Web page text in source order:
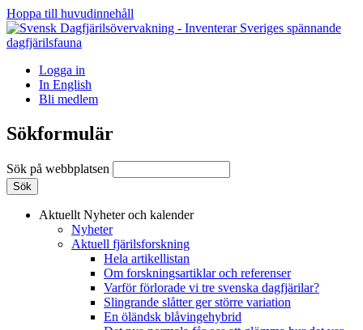
Hoppa till huvudinnehåll
Logga in
In English
Bli medlem
Sökformulär
Sök på webbplatsen
Aktuellt Nyheter och kalender
Nyheter
Aktuell fjärilsforskning
Hela artikellistan
Om forskningsartiklar och referenser
Varför förlorade vi tre svenska dagfjärilar?
Slingrande slåtter ger större variation
En öländsk blåvingehybrid